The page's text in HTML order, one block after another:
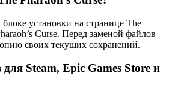
установки на странице The
Curse. Перед заменой файлов
своих текущих сохранений.
Steam, Epic Games Store и